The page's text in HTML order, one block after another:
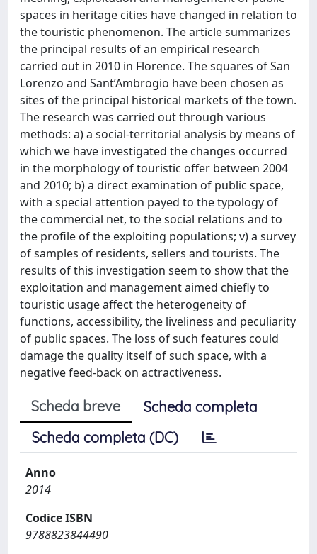
spaces in heritage cities have changed in relation to
the touristic phenomenon. The article summarizes
the principal results of an empirical research
carried out in 2010 in Florence. The squares of San
Lorenzo and Sant’Ambrogio have been chosen as
sites of the principal historical markets of the town.
The research was carried out through various
methods: a) a social-territorial analysis by means of
which we have investigated the changes occurred
in the morphology of touristic offer between 2004
and 2010; b) a direct examination of public space,
with a special attention payed to the typology of
the commercial net, to the social relations and to
the profile of the exploiting populations; v) a survey
of samples of residents, sellers and tourists. The
results of this investigation seem to show that the
exploitation and management aimed chiefly to
touristic usage affect the heterogeneity of
functions, accessibility, the liveliness and peculiarity
of public spaces. The loss of such features could
damage the quality itself of such space, with a
negative feed-back on actractiveness.
Scheda breve
Scheda completa
Scheda completa (DC)
Anno
2014
Codice ISBN
9788823844490